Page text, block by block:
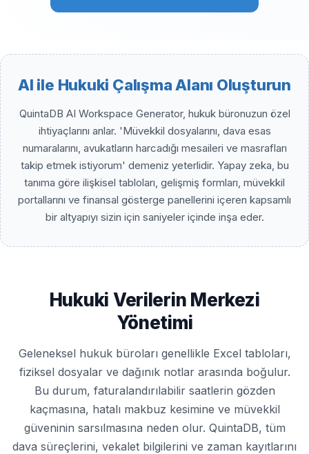
AI ile Hukuki Çalışma Alanı Oluşturun
QuintaDB AI Workspace Generator, hukuk büronuzun özel
ihtiyaçlarını anlar. 'Müvekkil dosyalarını, dava esas
numaralarını, avukatların harcadığı mesaileri ve masrafları
takip etmek istiyorum' demeniz yeterlidir. Yapay zeka, bu
tanıma göre ilişkisel tabloları, gelişmiş formları, müvekkil
portallarını ve finansal gösterge panellerini içeren kapsamlı
bir altyapıyı sizin için saniyeler içinde inşa eder.
Hukuki Verilerin Merkezi
Yönetimi
Geleneksel hukuk büroları genellikle Excel tabloları,
fiziksel dosyalar ve dağınık notlar arasında boğulur.
Bu durum, faturalandırılabilir saatlerin gözden
kaçmasına, hatalı makbuz kesimine ve müvekkil
güveninin sarsılmasına neden olur. QuintaDB, tüm
dava süreçlerini, vekalet bilgilerini ve zaman kayıtlarını